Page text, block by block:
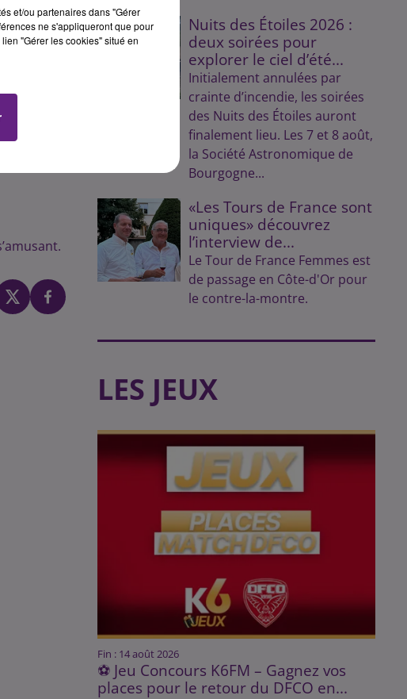
offre
jeu
Nuits des Étoiles 2026 :
deux soirées pour
explorer le ciel d’été...
Initialement annulées par
crainte d’incendie, les soirées
des Nuits des Étoiles auront
finalement lieu. Les 7 et 8 août,
la Société Astronomique de
Bourgogne...
«Les Tours de France sont
uniques» découvrez
l’interview de...
Le Tour de France Femmes est
de passage en Côte-d'Or pour
le contre-la-montre.
LES JEUX
Fin : 14 août 2026
⚽ Jeu Concours K6FM – Gagnez vos
places pour le retour du DFCO en...
et/ou partenaires dans "Gérer
ne s'appliqueront que pour
"Gérer les cookies" situé en